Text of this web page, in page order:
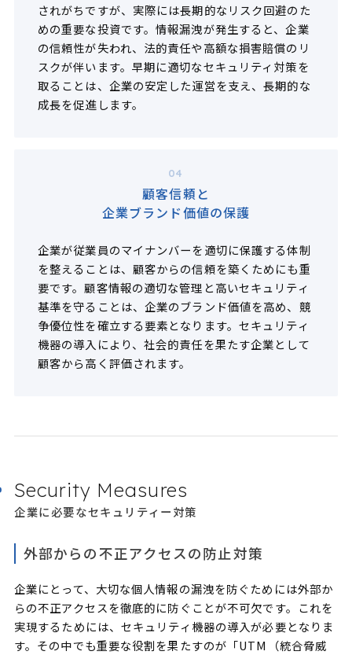
されがちですが、実際には長期的なリスク回避のた
めの重要な投資です。情報漏洩が発生すると、企業
の信頼性が失われ、法的責任や高額な損害賠償のリ
スクが伴います。早期に適切なセキュリティ対策を
取ることは、企業の安定した運営を支え、長期的な
成長を促進します。
04
顧客信頼と
企業ブランド価値の保護
企業が従業員のマイナンバーを適切に保護する体制
を整えることは、顧客からの信頼を築くためにも重
要です。顧客情報の適切な管理と高いセキュリティ
基準を守ることは、企業のブランド価値を高め、競
争優位性を確立する要素となります。セキュリティ
機器の導入により、社会的責任を果たす企業として
顧客から高く評価されます。
Security Measures
企業に必要なセキュリティー対策
外部からの不正アクセスの防止対策
企業にとって、大切な個人情報の漏洩を防ぐためには外部か
らの不正アクセスを徹底的に防ぐことが不可欠です。これを
実現するためには、セキュリティ機器の導入が必要となりま
す。その中でも重要な役割を果たすのが「UTM（統合脅威